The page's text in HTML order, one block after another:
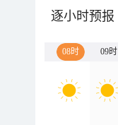
逐小时预报
08时 09时